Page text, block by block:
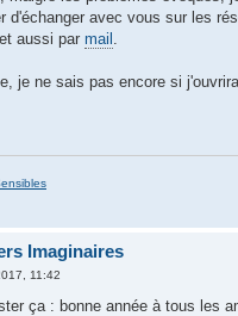
d'échanger avec vous sur les
et aussi par mail .
je ne sais pas encore si
Imaginaires
11:42
ça : bonne année à tous les